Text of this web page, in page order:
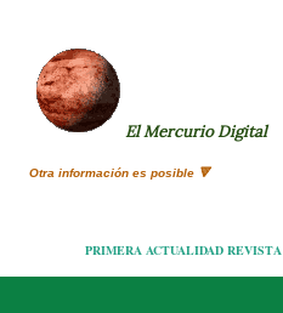
El Mercurio Digital
Otra información es posible 🔻
PRIMERA ACTUALIDAD REVISTA